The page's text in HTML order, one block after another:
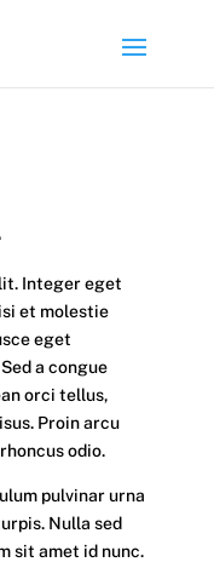
Integer eget
et molestie
eget
a congue
orci tellus,
Proin arcu
odio.
pulvinar urna
Nulla sed
sit amet id nunc.